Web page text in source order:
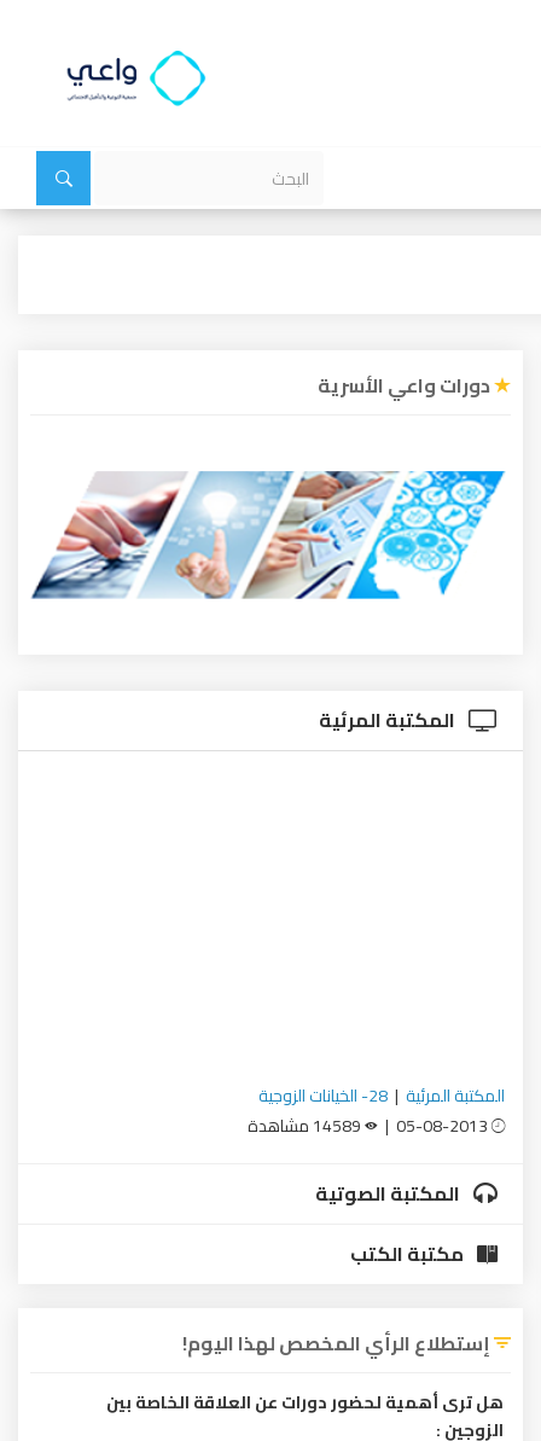
دورات واعي الأسرية
المكتبة المرئية
المكتبة المرئية | 28- الخيانات الزوجية
المكتبة الصوتية
مكتبة الكتب
إستطلاع الرأي المخصص لهذا اليوم!
هل ترى أهمية لحضور دورات عن العلاقة الخاصة بين
الزوجين :